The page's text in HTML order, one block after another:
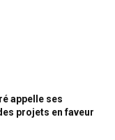
appelle ses
projets en faveur